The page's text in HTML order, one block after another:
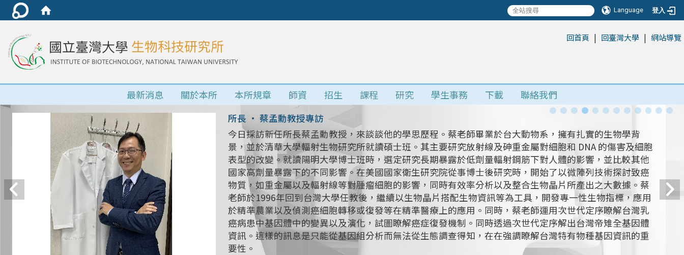
Language 登入
回首頁 | 回臺灣大學 | 網站導覽
最新消息 關於本所 本所規章 師資 招生 課程 研究 學生事務 下載 聯絡我們
所長 • 蔡孟勳教授專訪
今日採訪新任所長蔡孟勳教授，來談談他的學思歷程。蔡老師畢業於台大動物系，擁有扎實的生物學背
景，並於清華大學輻射生物研究所就讀碩士班。其主要研究放射線及砷重金屬對細胞和 DNA 的傷害及細胞
表型的改變。就讀陽明大學博士班時，選定研究長期暴露於低劑量輻射鋼筋下對人體的影響，並比較其他
國家高劑量暴露下的不同影響。在美國國家衛生研究院從事博士後研究時，開始了以微陣列技術探討致癌
物質，如重金屬以及輻射線等對腫瘤細胞的影響，同時有效率分析以及整合生物晶片所產出之大數據。蔡
老師於1996年回到台灣大學任教後，繼續以生物晶片搭配生物資訊等為工具，開發專一性生物指標，應用
於精準農業以及偵測癌細胞轉移或復發等在精準醫療上的應用。同時，蔡老師運用次世代定序瞭解台灣乳
癌病患中基因體中的變異以及演化，試圖瞭解癌症復發機制。同時透過次世代定序解出台灣帝雉全基因體
資訊。這樣的訊息是只能從基因組分析而無法從生態調查得知，在在強調瞭解台灣特有物種基因資訊的重
要性。